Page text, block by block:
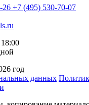
26 +7 (495) 530-70-07
год
данных